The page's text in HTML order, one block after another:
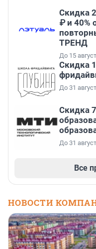
Скидка
₽ и 40%
ТРЕНД
До 15
Скидка
До 31
Скидка
До 31
Все
НОВОСТИ